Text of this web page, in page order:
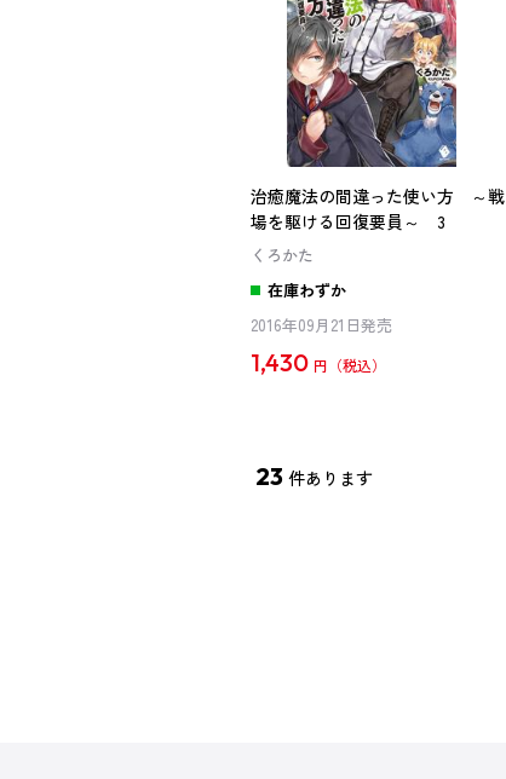
治癒魔法の間違った使い方 ～戦
場を駆ける回復要員～ 3
くろかた
在庫わずか
2016年09月21日発売
1,430 円
23 件あります